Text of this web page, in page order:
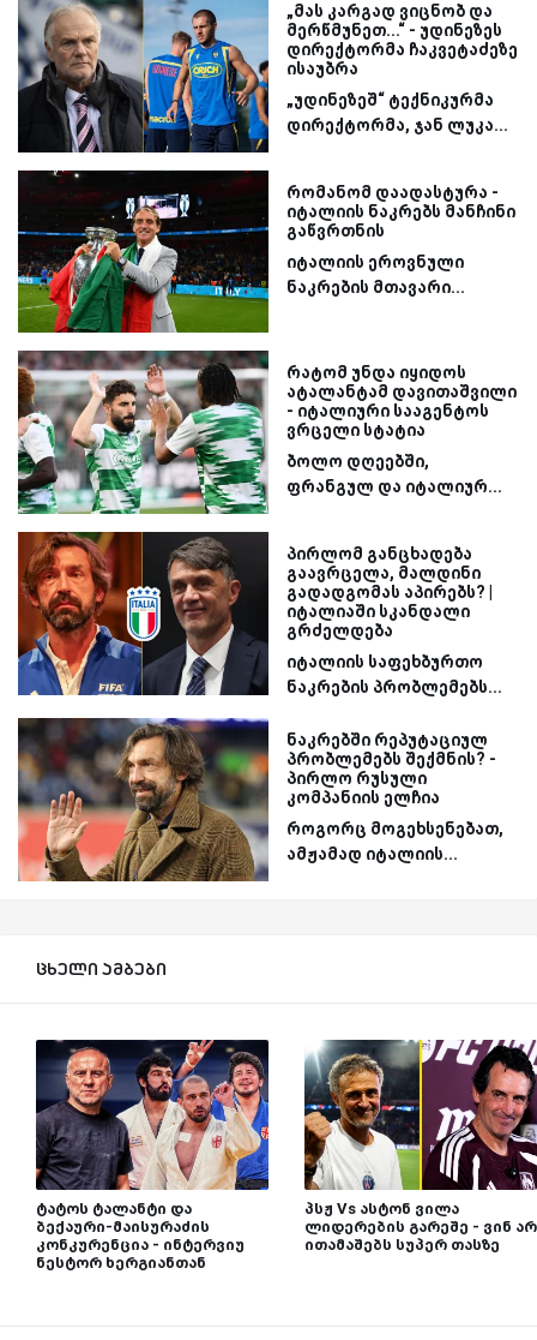
„მას კარგად ვიცნობ და
მერწმუნეთ...“ - უდინეზეს
დირექტორმა ჩაკვეტაძეზე
ისაუბრა
„უდინეზეშ“ ტექნიკურმა
დირექტორმა, ჯან ლუკა...
რომანომ დაადასტურა -
იტალიის ნაკრებს მანჩინი
გაწვრთნის
იტალიის ეროვნული
ნაკრების მთავარი...
რატომ უნდა იყიდოს
ატალანტამ დავითაშვილი
- იტალიური სააგენტოს
ვრცელი სტატია
ბოლო დღეებში,
ფრანგულ და იტალიურ...
პირლომ განცხადება
გაავრცელა, მალდინი
გადადგომას აპირებს? |
იტალიაში სკანდალი
გრძელდება
იტალიის საფეხბურთო
ნაკრების პრობლემებს...
ნაკრებში რეპუტაციულ
პრობლემებს შექმნის? -
პირლო რუსული
კომპანიის ელჩია
როგორც მოგეხსენებათ,
ამჟამად იტალიის...
ცხელი ამბები
ტატოს ტალანტი და
ბექაური-მაისურაძის
კონკურენცია - ინტერვიუ
ნესტორ ხერგიანთან
პსჟ Vs ასტონ ვილა
ლიდერების გარეშე - ვინ არ
ითამაშებს სუპერ თასზე